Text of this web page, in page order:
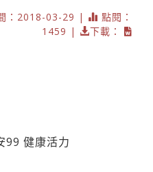
：2018-03-29 |
點閱：
1459 |
下載：
99 健康活力